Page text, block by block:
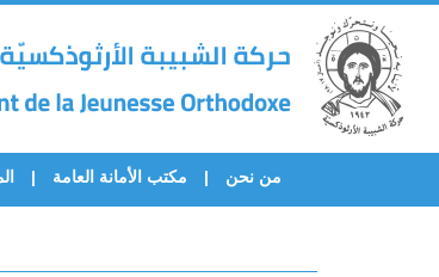
من نحن مكتب الأمانة العامة